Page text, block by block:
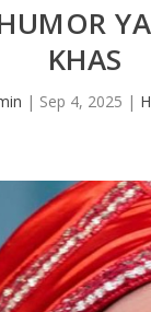
KHAS
| Sep 4, 2025 |